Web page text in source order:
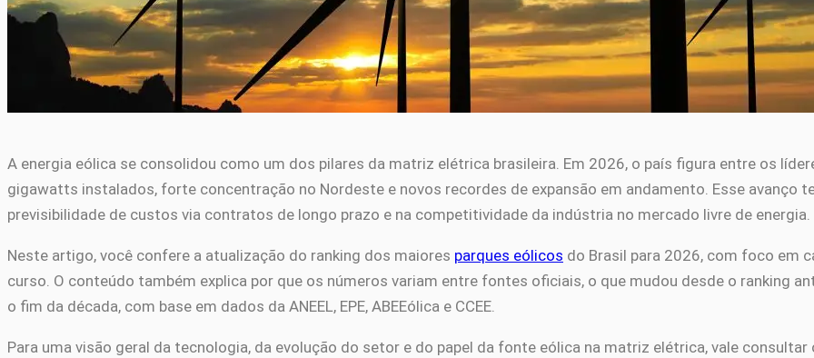
A energia eólica se consolidou como um dos pilares da matriz elétrica brasileira. Em 2026, o país figura entre os
gigawatts instalados, forte concentração no Nordeste e novos recordes de expansão em andamento. Esse avanço
previsibilidade de custos via contratos de longo prazo e na competitividade da indústria no mercado livre de energia.
Neste artigo, você confere a atualização do ranking dos maiores parques eólicos do Brasil para 2026, com foco em
curso. O conteúdo também explica por que os números variam entre fontes oficiais, o que mudou desde o ranking
o fim da década, com base em dados da ANEEL, EPE, ABEEólica e CCEE.
Para uma visão geral da tecnologia, da evolução do setor e do papel da fonte eólica na matriz elétrica, vale